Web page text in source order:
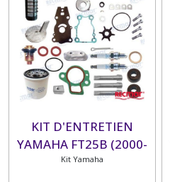
KIT D'ENTRETIEN
YAMAHA FT25B (2000-
09)
Kit Yamaha